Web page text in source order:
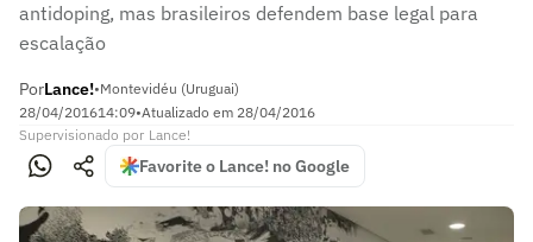
antidoping, mas brasileiros defendem base legal para
escalação
PorLance!•Montevidéu (Uruguai)
28/04/201614:09•Atualizado em 28/04/2016
Supervisionado por Lance!
Favorite o Lance! no Google